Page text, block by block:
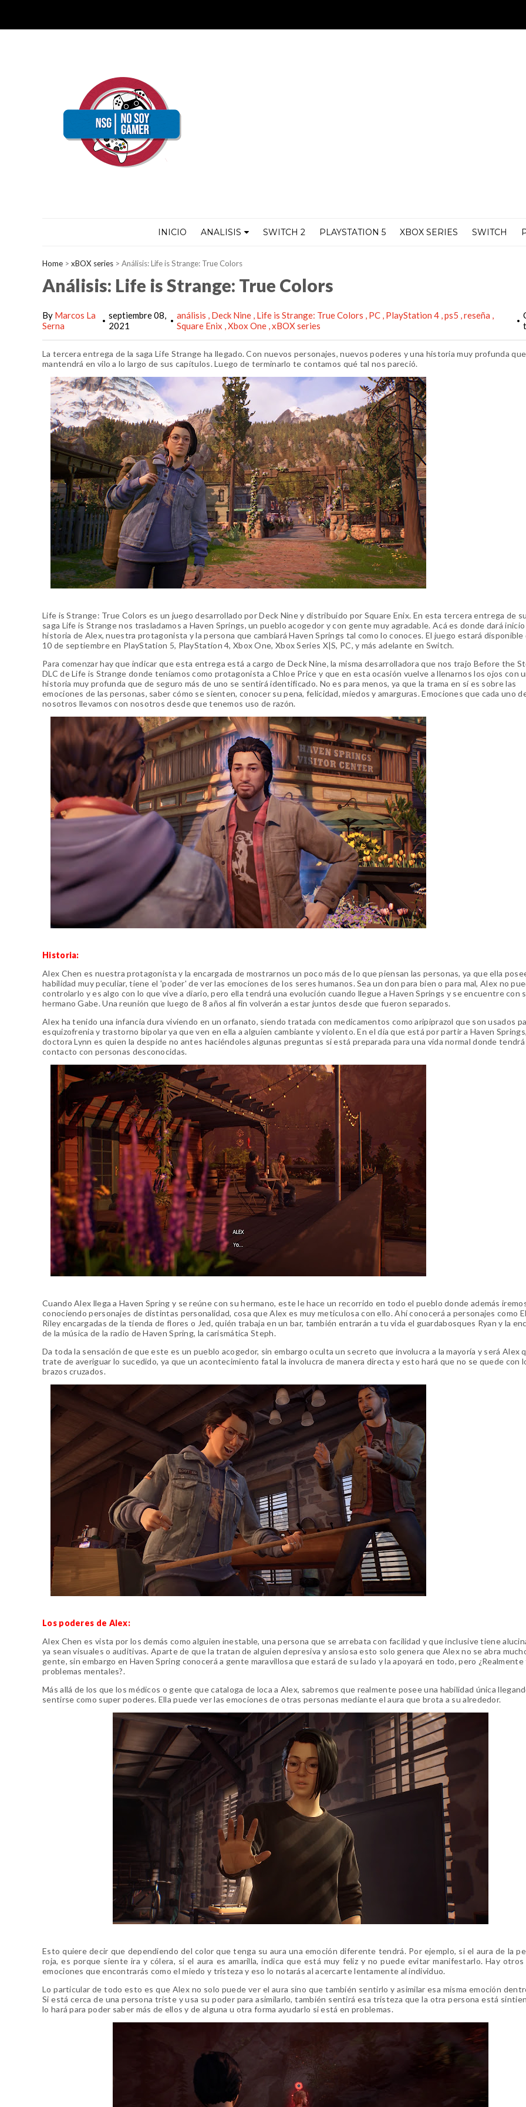
INICIO ANALISIS SWITCH 2 PLAYSTATION 5 XBOX SERIES SWITCH
Home > xBOX series > Análisis: Life is Strange: True Colors
Análisis: Life is Strange: True Colors
By Marcos La
Serna
• septiembre 08,
2021
• análisis Deck Nine Life is Strange: True Colors PC PlayStation 4 ps5 reseña
Square Enix Xbox One xBOX series •
La tercera entrega de la saga Life Strange ha llegado. Con nuevos personajes, nuevos poderes y una historia muy profunda
mantendrá en vilo a lo largo de sus capítulos. Luego de terminarlo te contamos qué tal nos pareció.
Life is Strange: True Colors es un juego desarrollado por Deck Nine y distribuido por Square Enix. En esta tercera entrega de
saga Life is Strange nos trasladamos a Haven Springs, un pueblo acogedor y con gente muy agradable. Acá es donde dará inicio
historia de Alex, nuestra protagonista y la persona que cambiará Haven Springs tal como lo conoces. El juego estará disponible
10 de septiembre en PlayStation 5, PlayStation 4, Xbox One, Xbox Series X|S, PC, y más adelante en Switch.
Para comenzar hay que indicar que esta entrega está a cargo de Deck Nine, la misma desarrolladora que nos trajo Before the
DLC de Life is Strange donde teníamos como protagonista a Chloe Price y que en esta ocasión vuelve a llenarnos los ojos con
historia muy profunda que de seguro más de uno se sentirá identificado. No es para menos, ya que la trama en sí es sobre las
emociones de las personas, saber cómo se sienten, conocer su pena, felicidad, miedos y amarguras. Emociones que cada uno
nosotros llevamos con nosotros desde que tenemos uso de razón.
Historia:
Alex Chen es nuestra protagonista y la encargada de mostrarnos un poco más de lo que piensan las personas, ya que ella
habilidad muy peculiar, tiene el 'poder' de ver las emociones de los seres humanos. Sea un don para bien o para mal, Alex no
controlarlo y es algo con lo que vive a diario, pero ella tendrá una evolución cuando llegue a Haven Springs y se encuentre con
hermano Gabe. Una reunión que luego de 8 años al fin volverán a estar juntos desde que fueron separados.
Alex ha tenido una infancia dura viviendo en un orfanato, siendo tratada con medicamentos como aripiprazol que son usados
esquizofrenia y trastorno bipolar ya que ven en ella a alguien cambiante y violento. En el día que está por partir a Haven
doctora Lynn es quien la despide no antes haciéndoles algunas preguntas si está preparada para una vida normal donde tendrá
contacto con personas desconocidas.
Cuando Alex llega a Haven Spring y se reúne con su hermano, este le hace un recorrido en todo el pueblo donde además
conociendo personajes de distintas personalidad, cosa que Alex es muy meticulosa con ello. Ahí conocerá a personajes como
Riley encargadas de la tienda de flores o Jed, quién trabaja en un bar, también entrarán a tu vida el guardabosques Ryan y la
de la música de la radio de Haven Spring, la carismática Steph.
Da toda la sensación de que este es un pueblo acogedor, sin embargo oculta un secreto que involucra a la mayoría y será Alex
trate de averiguar lo sucedido, ya que un acontecimiento fatal la involucra de manera directa y esto hará que no se quede con
brazos cruzados.
Los poderes de Alex:
Alex Chen es vista por los demás como alguien inestable, una persona que se arrebata con facilidad y que inclusive tiene
ya sean visuales o auditivas. Aparte de que la tratan de alguien depresiva y ansiosa esto solo genera que Alex no se abra
gente, sin embargo en Haven Spring conocerá a gente maravillosa que estará de su lado y la apoyará en todo, pero
problemas mentales?.
Más allá de los que los médicos o gente que cataloga de loca a Alex, sabremos que realmente posee una habilidad única
sentirse como super poderes. Ella puede ver las emociones de otras personas mediante el aura que brota a su alrededor.
Esto quiere decir que dependiendo del color que tenga su aura una emoción diferente tendrá. Por ejemplo, si el aura de la
roja, es porque siente ira y cólera, si el aura es amarilla, indica que está muy feliz y no puede evitar manifestarlo. Hay
emociones que encontrarás como el miedo y tristeza y eso lo notarás al acercarte lentamente al individuo.
Lo particular de todo esto es que Alex no solo puede ver el aura sino que también sentirlo y asimilar esa misma emoción
Si está cerca de una persona triste y usa su poder para asimilarlo, también sentirá esa tristeza que la otra persona está
lo hará para poder saber más de ellos y de alguna u otra forma ayudarlo si está en problemas.